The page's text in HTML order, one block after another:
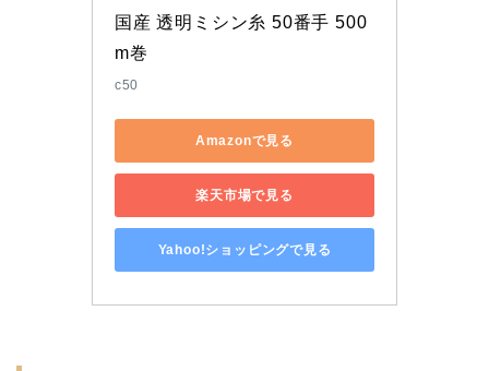
国産 透明ミシン糸 50番手 500
m巻
c50
Amazonで見る
楽天市場で見る
Yahoo!ショッピングで見る